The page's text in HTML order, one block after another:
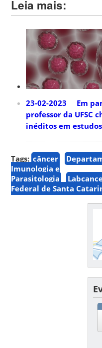
Leia mais:
23-02-2023 Em
professor da UFSC
inéditos em
Tags: câncer
Imunologia e
Parasitologia
Federal de Santa